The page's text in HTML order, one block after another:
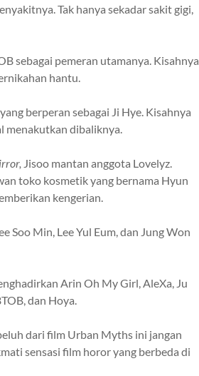
Tak hanya sekadar sakit gigi,
sebagai pemeran utamanya. Kisahnya
hantu.
berperan sebagai Ji Hye. Kisahnya
menakutkan dibaliknya.
Jisoo mantan anggota Lovelyz.
toko kosmetik yang bernama Hyun
kengerian.
Soo Min, Lee Yul Eum, dan Jung Won
Arin Oh My Girl, AleXa, Ju
dan Hoya.
dari film Urban Myths ini jangan
sensasi film horor yang berbeda di